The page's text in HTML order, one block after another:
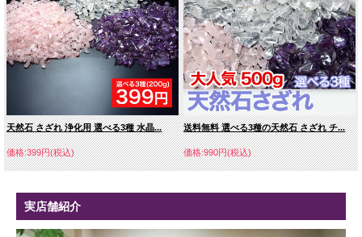
天然石 さざれ 浄化用 選べる3種 水晶...
価格:399円(税込)
送料無料 選べる3種の天然石 さざれ チ...
価格:990円(税込)
実店舗紹介